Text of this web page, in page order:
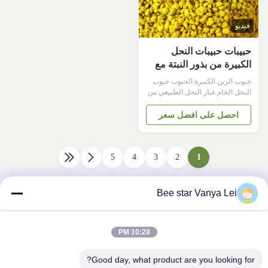
فيديو
حبيبات حبيبات النحل
الكبيرة من بذور النبتة مع
40% من البروتين
للاستهلاك البشري والنحل
حبوب الربن الكبيرة الحبوب حبوب
النحل الخام غبار النحل الطبيعي من
زهرة النبتة للاستهلاك البشري
وتغذية النحل مواصفات المنتج اسم
المنتج غبار النحل الطبيعي مكان
الغذائية حبوب اللقاح هي المصدر
الرئيسي للغذاء للنحل الصغير
ويحتوي على حوالي 40% من
البروتينأنها توفر كل الم...
احصل على افضل سعر
1
2
3
4
5
Bee star Vanya Lei
10:28 PM
Good day, what product are you looking for?